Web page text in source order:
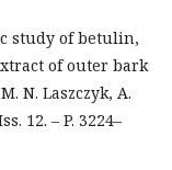
study of betulin,
of outer bark
N. Laszczyk, A.
12. – P. 3224–